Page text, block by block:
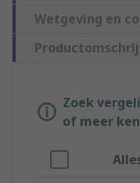
Wetgeving en
Zoek
of meer